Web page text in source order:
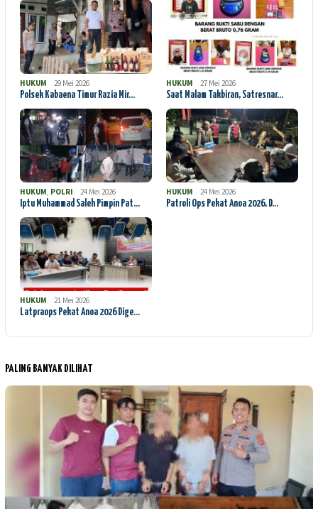
HUKUM
29 Mei 2026
Polsek Kabaena Timur Razia Mir…
HUKUM
27 Mei 2026
Saat Malam Takbiran, Satresnar…
HUKUM POLRI
24 Mei 2026
Iptu Muhammad Saleh Pimpin Pat…
HUKUM
24 Mei 2026
Patroli Ops Pekat Anoa 2026, D…
HUKUM
21 Mei 2026
Latpraops Pekat Anoa 2026 Dige…
PALING BANYAK DILIHAT